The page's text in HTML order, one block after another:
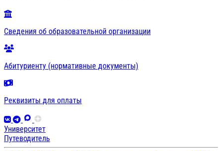
Сведения об образовательной организации
Абитуриенту (нормативные документы)
Реквизиты для оплаты
Университет
Путеводитель